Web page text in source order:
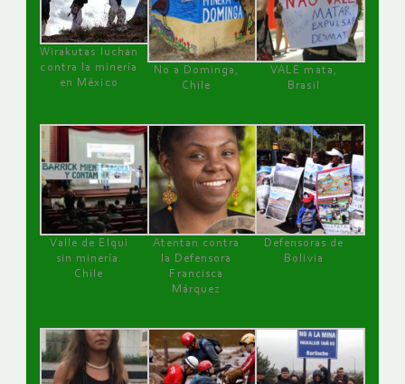
Wirakutas luchan
contra la minería
en México
No a Dominga,
Chile
VALE mata,
Brasil
Valle de Elqui
sin minería.
Chile
Atentan contra
la Defensora
Francisca
Márquez
Defensoras de
Bolivia